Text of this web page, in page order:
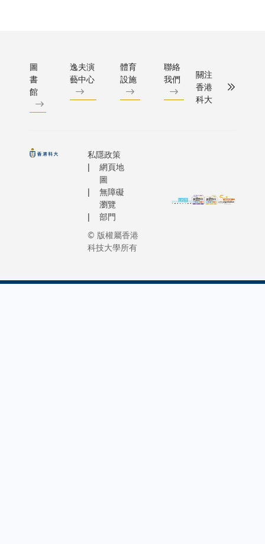
圖
書
館
逸夫演
藝中心
體育
設施
聯絡
我們
關注
香港
科大
私隱政策
網頁地
圖
無障礙
瀏覽
部門
© 版權屬香港
科技大學所有